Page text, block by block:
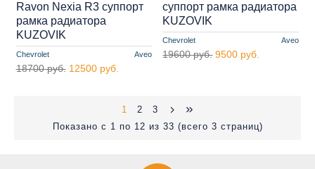
Chevrolet Aveo
Ravon Nexia R3 суппорт
рамка радиатора
KUZOVIK
18700 руб. 12500 руб.
Chevrolet Aveo
суппорт рамка радиатора
KUZOVIK
19600 руб. 9500 руб.
1 2
3
Показано с 1 по 12 из 33 (всего 3 страниц)